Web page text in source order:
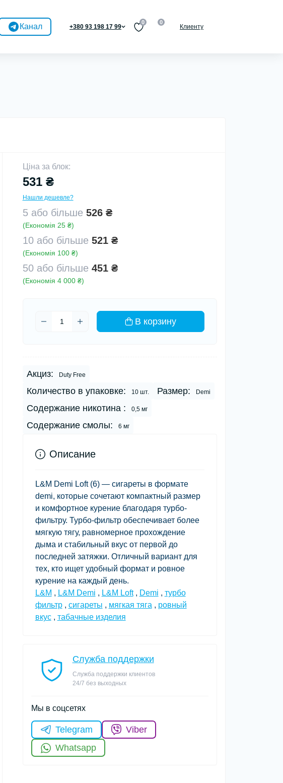
Канал +380 93 198 17 99
0 0
Клиенту
Ціна за блок:
531 ₴
Нашли дешевле?
5 або більше 526 ₴
(Економія 25 ₴)
10 або більше 521 ₴
(Економія 100 ₴)
50 або більше 451 ₴
(Економія 4 000 ₴)
В корзину
Акциз: Duty Free
Количество в упаковке: 10 шт. Размер: Demi
Содержание никотина : 0,5 мг
Содержание смолы: 6 мг
Описание
L&M Demi Loft (6) — сигареты в формате
demi, которые сочетают компактный размер
и комфортное курение благодаря турбо-
фильтру. Турбо-фильтр обеспечивает более
мягкую тягу, равномерное прохождение
дыма и стабильный вкус от первой до
последней затяжки. Отличный вариант для
тех, кто ищет удобный формат и ровное
курение на каждый день.
L&M , L&M Demi , L&M Loft, Demi , турбо
фильтр, сигареты , мягкая тяга , ровный
вкус, табачные изделия
Служба поддержки
Служба поддержки клиентов
24/7 без выходных
Мы в соцсетях
Telegram
Viber
Whatsapp